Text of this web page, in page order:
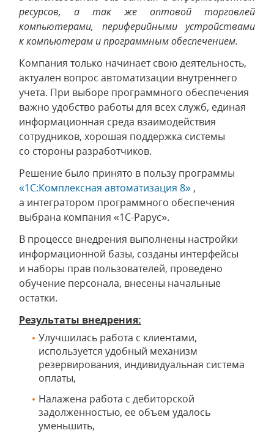
ресурсов, а так же оптовой торговлей
компьютерами, периферийными устройствами
к компьютерам и программным обеспечением.
Компания только начинает свою деятельность,
актуален вопрос автоматизации внутреннего
учета. При выборе программного обеспечения
важно удобство работы для всех служб, единая
информационная среда взаимодействия
сотрудников, хорошая поддержка системы
со стороны разработчиков.
Решение было принято в пользу программы
«1С:Комплексная автоматизация 8» ,
а интегратором программного обеспечения
выбрана компания «1С-Рарус».
В процессе внедрения выполнены настройки
информационной базы, созданы интерфейсы
и наборы прав пользователей, проведено
обучение персонала, внесены начальные
остатки.
Результаты внедрения:
Улучшилась работа с клиентами,
используется удобный механизм
резервирования, индивидуальная система
оплаты,
Налажена работа с дебиторской
задолженностью, ее объем удалось
уменьшить,